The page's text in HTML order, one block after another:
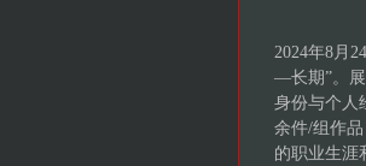
2024年8月
—长期”。展
身份与个人
余件/组作
的职业生涯